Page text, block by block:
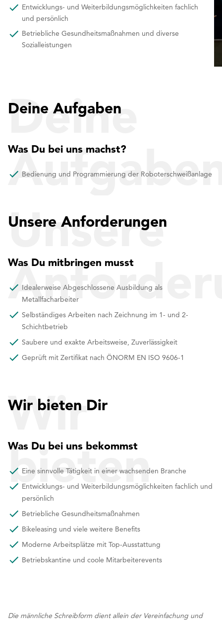
Entwicklungs- und Weiterbildungsmöglichkeiten fachlich
und persönlich
Betriebliche Gesundheitsmaßnahmen und diverse
Sozialleistungen
Deine
Deine Aufgaben
Was Du bei uns machst?
Bedienung und Programmierung der Roboterschweißanlage
Unsere
Unsere Anforderungen
Was Du mitbringen musst
Idealerweise Abgeschlossene Ausbildung als
Metallfacharbeiter
Selbständiges Arbeiten nach Zeichnung im 1- und 2-
Schichtbetrieb
Saubere und exakte Arbeitsweise, Zuverlässigkeit
Geprüft mit Zertifikat nach ÖNORM EN ISO 9606-1
Wir
bieten
Dir
Wir bieten Dir
Was Du bei uns bekommst
Eine sinnvolle Tätigkeit in einer wachsenden Branche
Entwicklungs- und Weiterbildungsmöglichkeiten fachlich und
persönlich
Betriebliche Gesundheitsmaßnahmen
Bikeleasing und viele weitere Benefits
Moderne Arbeitsplätze mit Top-Ausstattung
Betriebskantine und coole Mitarbeiterevents
Die männliche Schreibform dient allein der Vereinfachung und